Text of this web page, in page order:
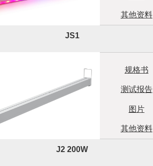
其他资料
JS1
规格书
测试报告
图片
其他资料
J2 200W